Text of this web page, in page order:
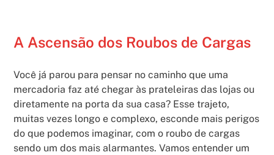
A Ascensão dos Roubos de Cargas
Você já parou para pensar no caminho que uma
mercadoria faz até chegar às prateleiras das lojas ou
diretamente na porta da sua casa? Esse trajeto,
muitas vezes longo e complexo, esconde mais perigos
do que podemos imaginar, com o roubo de cargas
sendo um dos mais alarmantes. Vamos entender um